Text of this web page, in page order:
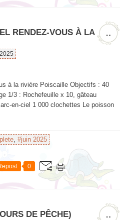
…
RENDEZ-VOUS À LA
à la rivière Poiscaille Objectifs : 40
1/3 : Rochefeuille x 10, gâteau
en-ciel 1 000 clochettes Le poisson
, #juin 2025
0
…
DE PÊCHE)